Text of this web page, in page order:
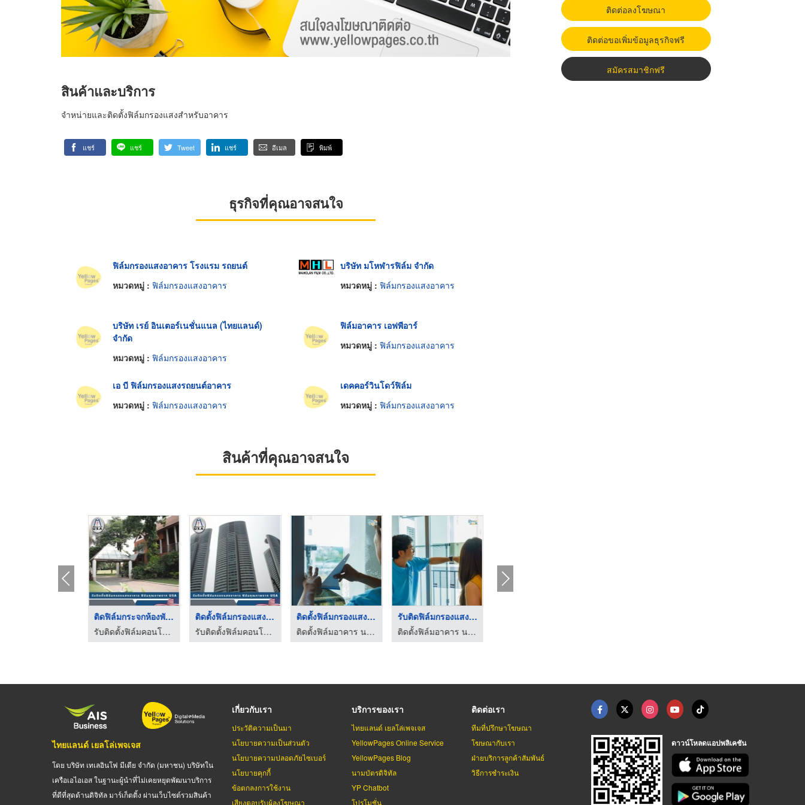
สินค้าและบริการ
จำหน่ายและติดตั้งฟิล์มกรองแสงสำหรับอาคาร
แชร์ แชร์ Tweet แชร์ อีเมล พิมพ์
ธุรกิจที่คุณอาจสนใจ
ฟิล์มกรองแสงอาคาร โรงแรม รถยนต์
หมวดหมู่ : ฟิล์มกรองแสงอาคาร
บริษัท มโหฬารฟิล์ม จำกัด
หมวดหมู่ : ฟิล์มกรองแสงอาคาร
บริษัท เรย์ อินเตอร์เนชั่นแนล (ไทยแลนด์)
จำกัด
หมวดหมู่ : ฟิล์มกรองแสงอาคาร
ฟิล์มอาคาร เอฟพีอาร์
หมวดหมู่ : ฟิล์มกรองแสงอาคาร
เอ บี ฟิล์มกรองแสงรถยนต์อาคาร
หมวดหมู่ : ฟิล์มกรองแสงอาคาร
เดคคอร์วินโดว์ฟิล์ม
หมวดหมู่ : ฟิล์มกรองแสงอาคาร
สินค้าที่คุณอาจสนใจ
ติดฟิล์มกระจกห้องพัก ...
รับติดตั้งฟิล์มคอนโด ติดตั้งฟิล์มอาคารสำนักงาน - มิราเคิลฟิล์ม
ติดตั้งฟิล์มกรองแสงอ ...
รับติดตั้งฟิล์มคอนโด ติดตั้งฟิล์มอาคารสำนักงาน - มิราเคิลฟิล์ม
ติดตั้งฟิล์มกรองแสงอ ...
ติดตั้งฟิล์มอาคาร นครปฐม
รับติดฟิล์มกรองแสงอา ...
ติดตั้งฟิล์มอาคาร นครปฐม
ติดต่อลงโฆษณา
ติดต่อขอเพิ่มข้อมูลธุรกิจฟรี
สมัครสมาชิกฟรี
ไทยแลนด์ เยลโล่เพจเจส
โดย บริษัท เทเลอินโฟ มีเดีย จำกัด (มหาชน) บริษัทใน
เครือเอไอเอส ในฐานะผู้นำที่ไม่เคยหยุดพัฒนาบริการ
ที่ดีที่สุดด้านดิจิทัล มาร์เก็ตติ้ง ผ่านเว็บไซต์รวมสินค้า
เกี่ยวกับเรา
ประวัติความเป็นมา
นโยบายความเป็นส่วนตัว
นโยบายความปลอดภัยไซเบอร์
นโยบายคุกกี้
ข้อตกลงการใช้งาน
เสียงตอบรับผู้ลงโฆษณา
บริการของเรา
ไทยแลนด์ เยลโล่เพจเจส
YellowPages Online Service
YellowPages Blog
นามบัตรดิจิทัล
YP Chatbot
โปรโมชั่น
ติดต่อเรา
ทีมที่ปรึกษาโฆษณา
โฆษณากับเรา
ฝ่ายบริการลูกค้าสัมพันธ์
วิธีการชำระเงิน
ดาวน์โหลดแอปพลิเคชัน